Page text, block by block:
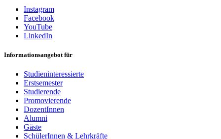
Instagram
Facebook
YouTube
LinkedIn
Informationsangebot für
Studieninteressierte
Erstsemester
Studierende
Promovierende
DozentInnen
Alumni
Gäste
SchülerInnen & Lehrkräfte